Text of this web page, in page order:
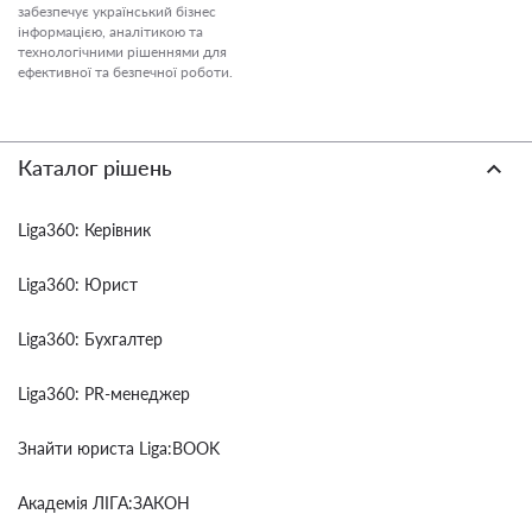
забезпечує український бізнес
інформацією, аналітикою та
технологічними рішеннями для
ефективної та безпечної роботи.
Каталог рішень
Liga360: Керівник
Liga360: Юрист
Liga360: Бухгалтер
Liga360: PR-менеджер
Знайти юриста Liga:BOOK
Академія ЛІГА:ЗАКОН